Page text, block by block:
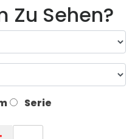
Zu Sehen?
Serie